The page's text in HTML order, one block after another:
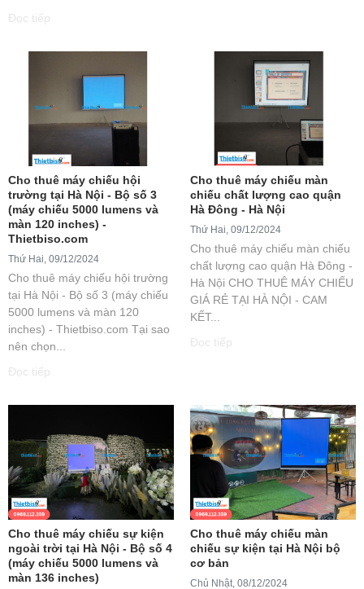
Đọc tiếp
Cho thuê máy chiếu hội
trường tại Hà Nội - Bộ số 3
(máy chiếu 5000 lumens và
màn 120 inches) -
Thietbiso.com
Thứ Hai, 09/12/2024
Cho thuê máy chiếu hội trường
tại Hà Nội - Bộ số 3 (máy chiếu
5000 lumens và màn 120
inches) - Thietbiso.com Tại sao
nên chọn...
Đọc tiếp
Cho thuê máy chiếu màn
chiếu chất lượng cao quận
Hà Đông - Hà Nội
Thứ Hai, 09/12/2024
Cho thuê máy chiếu màn chiếu
chất lượng cao quận Hà Đông -
Hà Nội CHO THUÊ MÁY CHIẾU
GIÁ RẺ TẠI HÀ NỘI - CAM
KẾT...
Đọc tiếp
Cho thuê máy chiếu sự kiện
ngoài trời tại Hà Nội - Bộ số 4
(máy chiếu 5000 lumens và
màn 136 inches)
Cho thuê máy chiếu màn
chiếu sự kiện tại Hà Nội bộ
cơ bản
Chủ Nhật, 08/12/2024